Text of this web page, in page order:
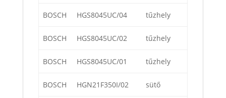
BOSCH HGS8045UC/04 tűzhely
BOSCH HGS8045UC/02 tűzhely
BOSCH HGS8045UC/01 tűzhely
BOSCH HGN21F350I/02 sütő